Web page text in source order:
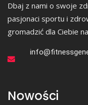
Dbaj z nami o swoje
pasjonaci sportu i
gromadzić dla Ciebie
Nowości